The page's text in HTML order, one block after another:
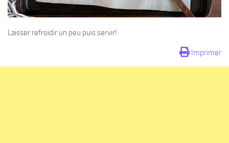
Laisser refroidir un peu puis servir!
Imprimer